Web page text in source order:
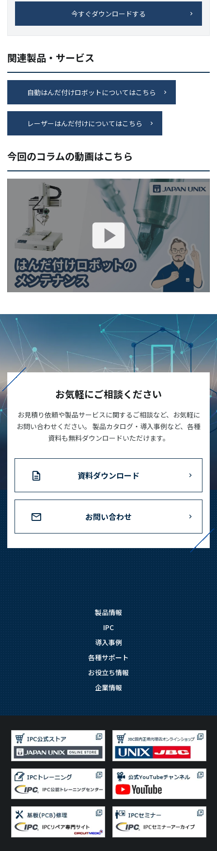
今すぐダウンロードする
関連製品・サービス
自動はんだ付けロボットについてはこちら
レーザーはんだ付けについてはこちら
今回のコラムの動画はこちら
お気軽にご相談ください
お見積り依頼や製品サービスに関するご相談など、お気軽に
お問い合わせください。 製品カタログ・導入事例など、各種
資料も無料ダウンロードいただけます。
資料ダウンロード
お問い合わせ
製品情報
IPC
導入事例
各種サポート
お役立ち情報
企業情報